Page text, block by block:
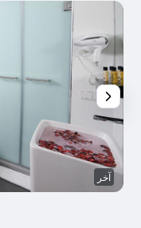
آخر